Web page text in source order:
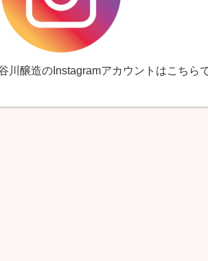
川醸造のInstagramアカウントはこちら